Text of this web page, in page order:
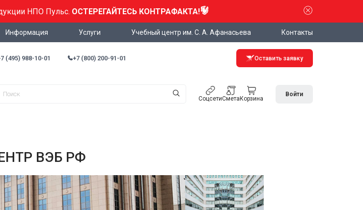
НПО Пульс. ОСТЕРЕГАЙТЕСЬ КОНТРАФАКТА!
Информация Услуги Учебный центр им. С. А. Афанасьева Контакты
(495) 988-10-01 +7 (800) 200-91-01 Оставить заявку
СоцсетиСмета Корзина
Войти
ВЭБ РФ